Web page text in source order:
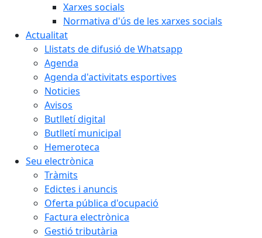
Xarxes socials
Normativa d'ús de les xarxes socials
Actualitat
Llistats de difusió de Whatsapp
Agenda
Agenda d'activitats esportives
Noticies
Avisos
Butlletí digital
Butlletí municipal
Hemeroteca
Seu electrònica
Tràmits
Edictes i anuncis
Oferta pública d'ocupació
Factura electrònica
Gestió tributària